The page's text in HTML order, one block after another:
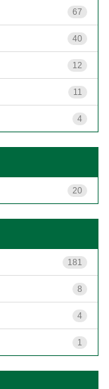
67
40
12
11
4
20
181
8
4
1